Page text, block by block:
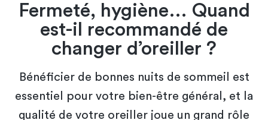
Fermeté, hygiène… Quand
est-il recommandé de
changer d’oreiller ?
Bénéficier de bonnes nuits de sommeil est
essentiel pour votre bien-être général, et la
qualité de votre oreiller joue un grand rôle